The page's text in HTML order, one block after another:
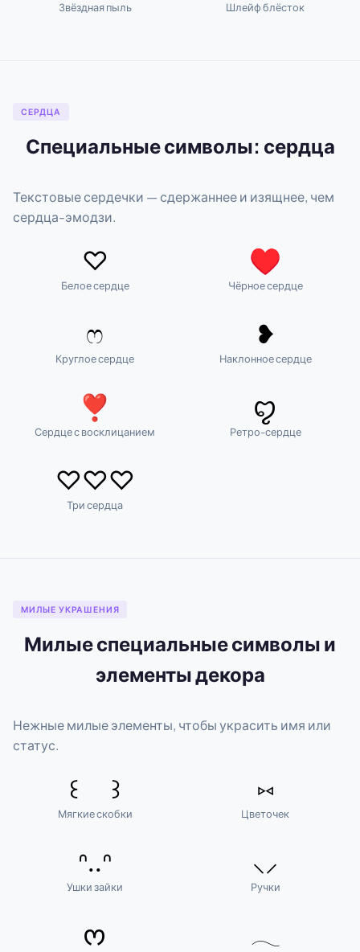
Звёздная пыль Шлейф блёсток
СЕРДЦА
Специальные символы: сердца
Текстовые сердечки — сдержаннее и изящнее, чем
сердца-эмодзи.
♡
Белое сердце
♥
Чёрное сердце
ෆ
Круглое сердце
❥
Наклонное сердце
❣
Сердце с восклицанием
ꨄ
Ретро-сердце
♡︎♡︎♡︎
Три сердца
МИЛЫЕ УКРАШЕНИЯ
Милые специальные символы и
элементы декора
Нежные милые элементы, чтобы украсить имя или
статус.
꒰ ꒱
Мягкие скобки
⑅
Цветочек
ᐢ..ᐢ
Ушки зайки
⸜⸝
Ручки
ᰔ 𓂃